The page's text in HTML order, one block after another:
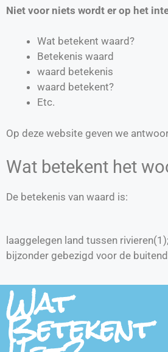
Niet voor niets wordt er op het
Wat betekent waard?
Betekenis waard
waard betekenis
waard betekent?
Etc.
Op deze website geven we
Wat betekent het
De betekenis van waard is:
laaggelegen land tussen
bijzonder gebezigd voor de
Wat
Betekent